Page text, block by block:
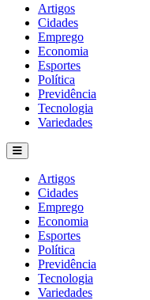
Artigos
Cidades
Emprego
Economia
Esportes
Política
Previdência
Tecnologia
Variedades
Artigos
Cidades
Emprego
Economia
Esportes
Política
Previdência
Tecnologia
Variedades